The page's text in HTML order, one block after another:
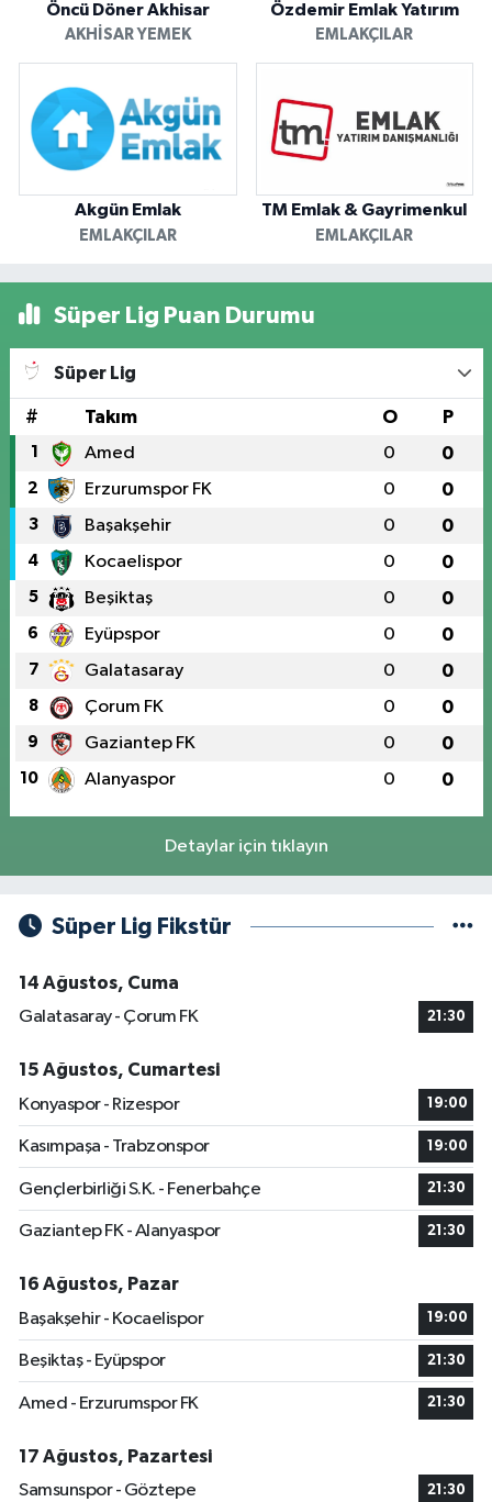
Öncü Döner Akhisar
AKHISAR YEMEK
Özdemir Emlak Yatırım
EMLAKÇILAR
Akgün Emlak
EMLAKÇILAR
TM Emlak & Gayrimenkul
EMLAKÇILAR
Süper Lig Puan Durumu
Süper Lig
# Takım O P
1 Amed 0 0
2 Erzurumspor FK 0 0
3 Başakşehir 0 0
4 Kocaelispor 0 0
5 Beşiktaş 0 0
6 Eyüpspor 0 0
7 Galatasaray 0 0
8 Çorum FK 0 0
9 Gaziantep FK 0 0
10 Alanyaspor 0 0
Detaylar için tıklayın
Süper Lig Fikstür
14 Ağustos, Cuma
Galatasaray - Çorum FK
21:30
15 Ağustos, Cumartesi
Konyaspor - Rizespor
19:00
Kasımpaşa - Trabzonspor 19:00
Gençlerbirliği S.K. - Fenerbahçe 21:30
Gaziantep FK - Alanyaspor 21:30
16 Ağustos, Pazar
Başakşehir - Kocaelispor
19:00
Beşiktaş - Eyüpspor 21:30
Amed - Erzurumspor FK 21:30
17 Ağustos, Pazartesi
Samsunspor - Göztepe
21:30